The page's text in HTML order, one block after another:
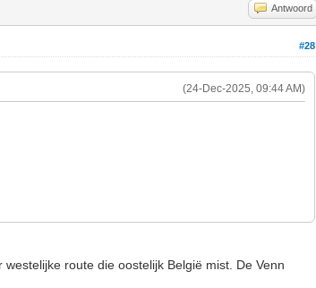
Antwoord
#28
(24-Dec-2025, 09:44 AM)
route die oostelijk België mist. De Venn